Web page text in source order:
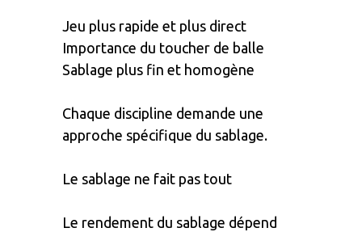
Jeu plus rapide et plus direct
Importance du toucher de balle
Sablage plus fin et homogène
Chaque discipline demande une
approche spécifique du sablage.
Le sablage ne fait pas tout
Le rendement du sablage dépend